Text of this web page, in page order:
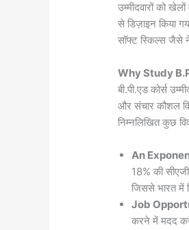
उम्मीदवारों को
से डिज़ाइन किया
सॉफ्ट स्किल्स जैसे
Why Study
बी.पी.एड कोर्स
और संचार कौशल
निम्नलिखित कुछ
An
18% की
जिससे भारत में
Job
करने में मदद